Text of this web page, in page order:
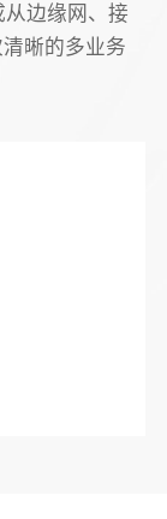
从边缘网、接
晰的多业务